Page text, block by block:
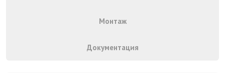
Монтаж
Документация